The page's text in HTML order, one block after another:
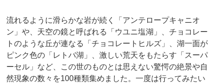
流れるように滑らかな岩が続く「アンテロープキャニオ
ン」や、天空の鏡と呼ばれる「ウユニ塩湖」、チョコレー
トのような丘が連なる「チョコレートヒルズ」、湖一面が
ピンク色の「レトバ湖」、激しい荒天をもたらす「スーパ
ーセル」など、この世のものとは思えない驚愕の絶景や自
然現象の数々を100種類集めました。一度は行ってみたい